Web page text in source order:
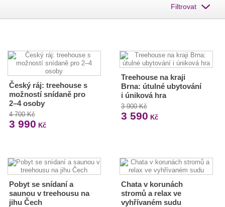
Filtrovat
Český ráj: treehouse s
možností snídaně pro
2–4 osoby
4 700 Kč
3 990 Kč
Treehouse na kraji
Brna: útulné ubytování
i úniková hra
3 900 Kč
3 590 Kč
Pobyt se snídaní a
saunou v treehousu na
jihu Čech
Chata v korunách
stromů a relax ve
vyhřívaném sudu